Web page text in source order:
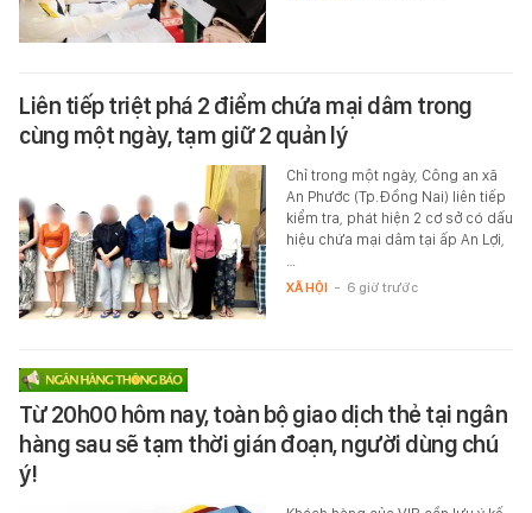
Liên tiếp triệt phá 2 điểm chứa mại dâm trong
cùng một ngày, tạm giữ 2 quản lý
Chỉ trong một ngày, Công an xã
An Phước (Tp.Đồng Nai) liên tiếp
kiểm tra, phát hiện 2 cơ sở có dấu
hiệu chứa mại dâm tại ấp An Lợi,
…
XÃ HỘI - 6 giờ trước
Từ 20h00 hôm nay, toàn bộ giao dịch thẻ tại ngân
hàng sau sẽ tạm thời gián đoạn, người dùng chú
ý!